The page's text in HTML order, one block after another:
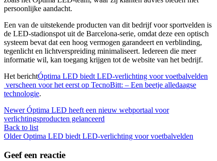
persoonlijke aandacht.
Een van de uitstekende producten van dit bedrijf voor sportvelden is
de LED-stadionspot uit de Barcelona-serie, omdat deze een optisch
systeem bevat dat een hoog vermogen garandeert en verblinding,
tegenlicht en lichtverspreiding minimaliseert. Iedereen die meer
informatie wil, kan toegang krijgen tot de website van het bedrijf.
Het berichtÓptima LED biedt LED-verlichting voor voetbalvelden
verscheen voor het eerst op TecnoBitt: – Een beetje alledaagse
technologie.
Newer Óptima LED heeft een nieuw webportaal voor
verlichtingsproducten gelanceerd
Back to list
Older Optima LED biedt LED-verlichting voor voetbalvelden
Geef een reactie